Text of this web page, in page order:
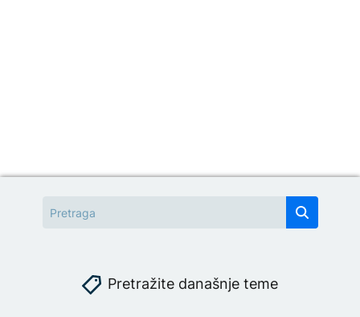
Pretražite današnje teme